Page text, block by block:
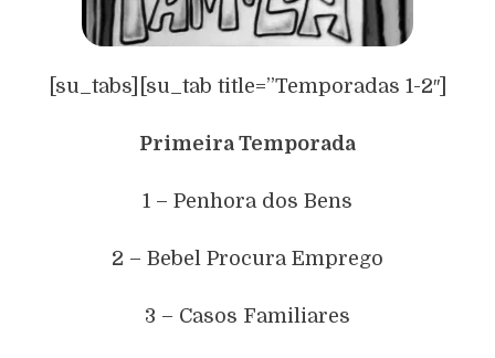
[su_tabs][su_tab title=”Temporadas 1-2″]
Primeira Temporada
1 – Penhora dos Bens
2 – Bebel Procura Emprego
3 – Casos Familiares